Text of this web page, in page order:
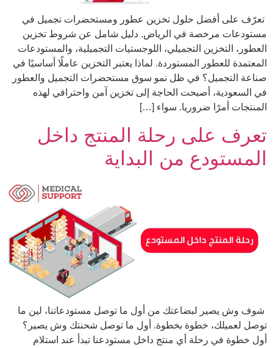
تعرّف على أفضل حلول تخزين عطور ومستحضرات تجميل في
مستودعات مرخصة في الرياض. دليل شامل عن شروط تخزين
العطور، التخزين التجميلي، اللوجستيات التجميلية، والمستودعات
المعتمدة للعطور المستوردة. لماذا يعتبر التخزين عاملًا أساسيًا في
صناعة التجميل؟ في ظل نمو سوق مستحضرات التجميل والعطور
في السعودية، أصبحت الحاجة إلى تخزين آمن واحترافي لهذه
المنتجات أمرًا ضروريا. سواء […]
تعرف على رحلة المنتج داخل
المستودع من البداية
شوف وش يصير لبضاعتك من أول ما توصل مستودعاتنا، لين ما
توصل لعميلك، خطوة بخطوة. أول ما توصل شحنتك وش يصير؟
أول خطوة في رحلة أي منتج داخل مستودعنا تبدأ عند استلام